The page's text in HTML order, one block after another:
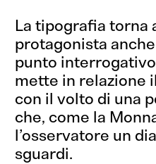
La tipografia torna
protagonista
punto
mette in relazione
con il volto di una
che, come la
l’osservatore un
sguardi.